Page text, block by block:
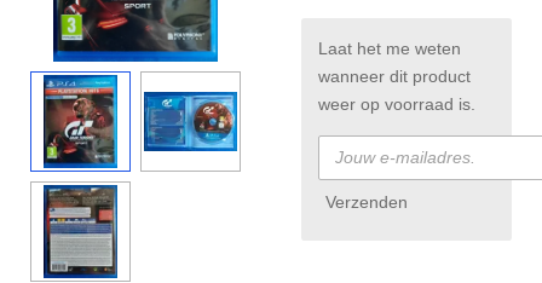
Laat het me weten
wanneer dit product
weer op voorraad is.
Verzenden